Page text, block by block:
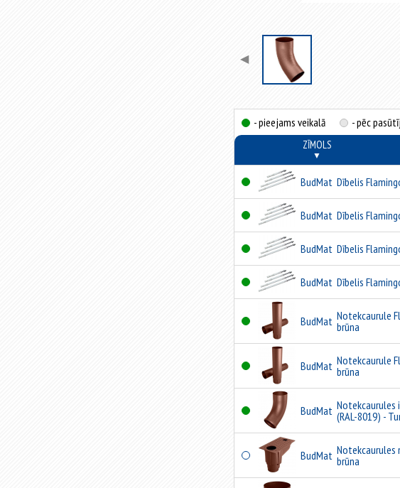
◀
- pieejams veikalā
- pēc
ZĪMOLS
▼
BudMat Dībelis
BudMat Dībelis
BudMat Dībelis
BudMat Dībelis
BudMat Notekcaurule
brūna
BudMat Notekcaurule
brūna
BudMat Notekcaurules
(RAL-8019) -
BudMat Notekcaurules
brūna